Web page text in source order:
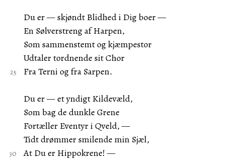
Du er — skjøndt Blidhed i Dig boer —
En Sølverstreng af Harpen,
Som sammenstemt og kjæmpestor
Udtaler tordnende sit Chor
Fra Terni og fra Sarpen.
Du er — et yndigt Kildevæld,
Som bag de dunkle Grene
Fortæller Eventyr i Qveld, —
Tidt drømmer smilende min Sjæl,
At Du er Hippokrene! —